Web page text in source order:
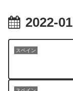
2022-01
スペイン